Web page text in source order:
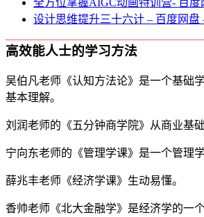
设计思维提升三十六计 – 百度网盘
高效能人士的学习方法
吴伯凡老师《认知方法论》是一个基础
基本理解。
刘润老师的《五分钟商学院》从商业基础
宁向东老师的《管理学课》是一个管理学
薛兆丰老师《经济学课》生动易懂。
香帅老师《北大金融学》是经济学的一